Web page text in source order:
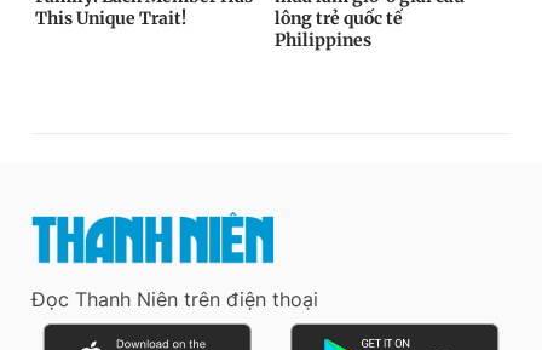
Đọc Thanh Niên trên điện thoại